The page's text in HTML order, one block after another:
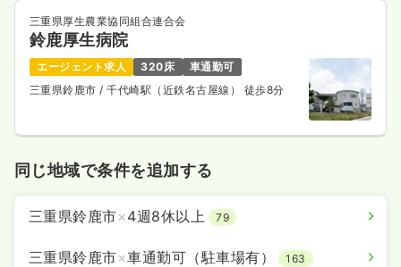
三重県厚生農業協同組合連合会
鈴鹿厚生病院
エージェント求人 320床
車通勤可
三重県鈴鹿市/ 千代崎駅（近鉄名古屋線） 徒歩8分
同じ地域で条件を追加する
三重県鈴鹿市×4週8休以上 79
三重県鈴鹿市×車通勤可（駐車場有） 163